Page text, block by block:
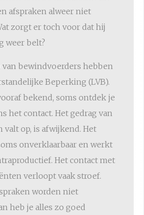
afspraken alweer niet
zorgt er toch voor dat hij
weer belt?
van bewindvoerders hebben
Beperking (LVB).
bekend, soms ontdek je
het contact. Het gedrag van
valt op, is afwijkend. Het
onverklaarbaar en werkt
Het contact met
verloopt vaak stroef.
worden niet
heb je alles zo goed